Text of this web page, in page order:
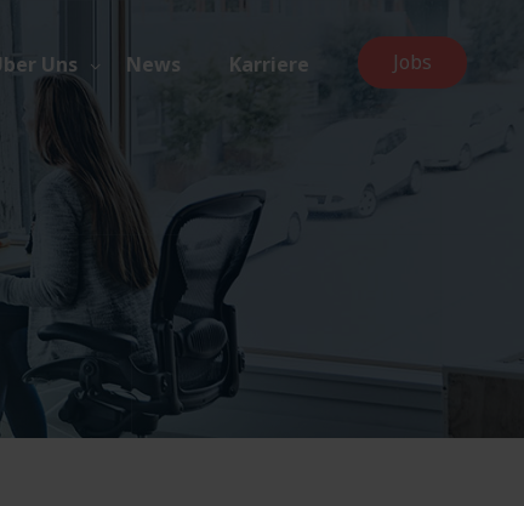
Jobs
Uns News Karriere